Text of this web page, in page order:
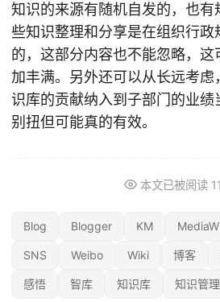
知识的来源有随机自发的，也有
些知识整理和分享是在组织行政
的，这部分内容也不能忽略，
加丰满。另外还可以从长远考虑
识库的贡献纳入到子部门的业绩
别扭但可能真的有效。
本文已被阅读 11
Blog Blogger KM
SNS Weibo Wiki 博客
感悟 智库 知识库 知识管理